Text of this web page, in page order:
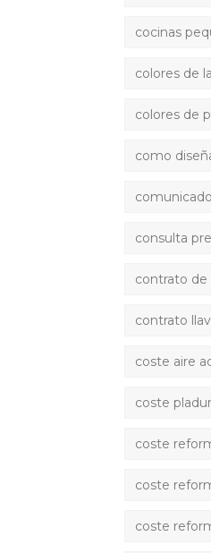
cocinas
colores de
colores de
como
consulta
contrato de
contrato
coste aire
coste
coste
coste
coste